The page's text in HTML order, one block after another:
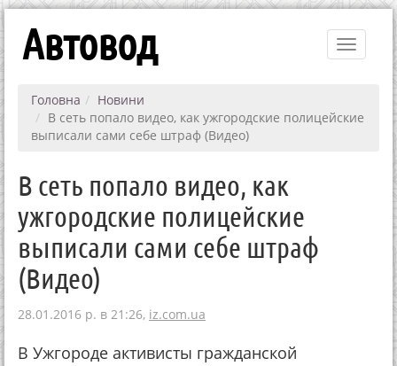
Toggle
Автовод
Головна
Новини
В сеть попало видео, как ужгородские полицейские
выписали сами себе штраф (Видео)
В сеть попало видео, как
ужгородские полицейские
выписали сами себе штраф
(Видео)
28.01.2016 р. в 21:26, iz.com.ua
В Ужгороде активисты гражданской